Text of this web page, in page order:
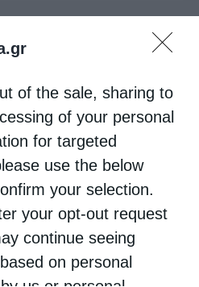
of the sale, sharing to
of your personal
for targeted
use the below
your selection.
your opt-out request
continue seeing
on personal
ΕΠΙΣΗΣ
τη Λατινοκρατία στην